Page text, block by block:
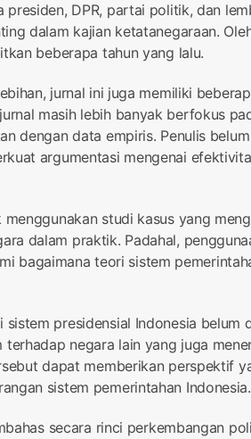
presiden, DPR, partai politik, dan
dalam kajian ketatanegaraan.
beberapa tahun yang lalu.
jurnal ini juga memiliki
masih lebih banyak berfokus
dengan data empiris. Penulis
argumentasi mengenai
menggunakan studi kasus yang
dalam praktik. Padahal,
bagaimana teori sistem
sistem presidensial Indonesia belum
negara lain yang juga
dapat memberikan perspektif
sistem pemerintahan Indonesia.
secara rinci perkembangan